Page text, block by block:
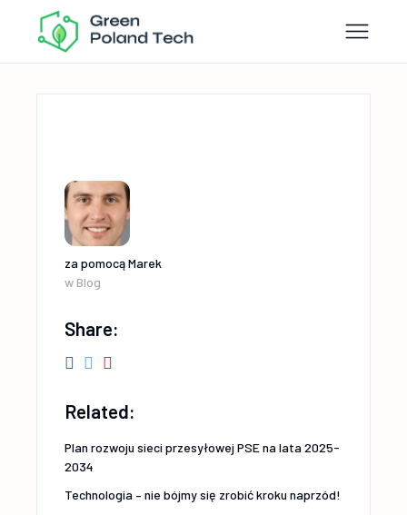
za pomocąMarek
w Blog
Share:
Related:
Plan rozwoju sieci przesyłowej PSE na lata 2025-
2034
Technologia – nie bójmy się zrobić kroku naprzód!